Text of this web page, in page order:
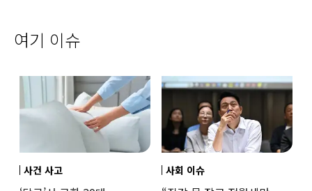
여기 이슈
사건 사고 사회 이슈